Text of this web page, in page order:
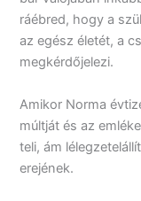
ráébred, hogy a
az egész életét, a
megkérdőjelezi.
Amikor Norma
múltját és az
teli, ám
erejének.